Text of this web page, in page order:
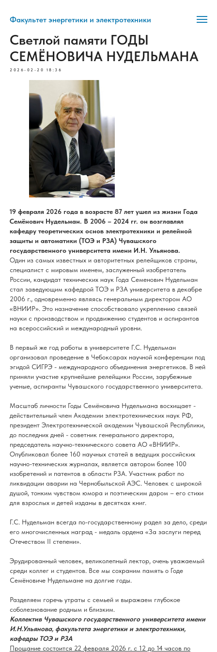
Факультет энергетики и электротехники
Светлой памяти ГОДЫ
СЕМЁНОВИЧА НУДЕЛЬМАНА
2026-02-20 18:36
19 февраля 2026 года в возрасте 87 лет ушел из жизни Года
Семёнович Нудельман. В 2006 – 2024 гг. он возглавлял
кафедру теоретических основ электротехники и релейной
защиты и автоматики (ТОЭ и РЗА) Чувашского
государственного университета имени И.Н. Ульянова.
Один из самых известных и авторитетных релейщиков страны,
специалист с мировым именем, заслуженный изобретатель
России, кандидат технических наук Года Семенович Нудельман
стал заведующим кафедрой ТОЭ и РЗА университета в декабре
2006 г., одновременно являясь генеральным директором АО
«ВНИИР». Это назначение способствовало укреплению связей
науки с производством и продвижению студентов и аспирантов
на всероссийский и международный уровни.
В первый же год работы в университете Г.С. Нудельман
организовал проведение в Чебоксарах научной конференции под
эгидой СИГРЭ - международного объединения энергетиков. В ней
приняли участие крупнейшие релейщики России, зарубежные
ученые, аспиранты Чувашского государственного университета.
Масштаб личности Годы Семёновича Нудельмана восхищает -
действительный член Академии электротехнических наук РФ,
президент Электротехнической академии Чувашской Республики,
до последних дней - советник генерального директора,
председатель научно-технического совета АО «ВНИИР».
Опубликовал более 160 научных статей в ведущих российских
научно-технических журналах, является автором более 100
изобретений и патентов в области РЗА. Участник работ по
ликвидации аварии на Чернобыльской АЭС. Человек с широкой
душой, тонким чувством юмора и поэтическим даром – его стихи
для взрослых и детей изданы в десятках книг.
Г.С. Нудельман всегда по-государственному радел за дело, среди
его многочисленных наград - медаль ордена «За заслуги перед
Отечеством II степени».
Эрудированный человек, великолепный лектор, очень уважаемый
среди коллег и студентов. Все мы сохраним память о Годе
Семёновиче Нудельмане на долгие годы.
Разделяем горечь утраты с семьей и выражаем глубокое
соболезнование родным и близким.
Коллектив Чувашского государственного университета имени
И.Н.Ульянова, факультета энергетики и электротехники,
кафедры ТОЭ и РЗА
Прощание состоится 22 февраля 2026 г. c 12 до 14 часов по